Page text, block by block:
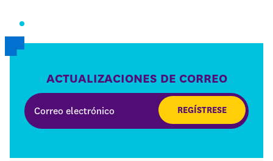
ACTUALIZACIONES DE CORREO
REGÍSTRESE